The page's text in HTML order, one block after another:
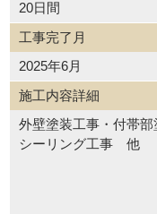
20日間
工事完了月
2025年6月
施工内容詳細
外壁塗装工事・付帯部
シーリング工事 他